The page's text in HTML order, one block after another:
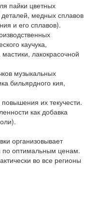
пайки цветных
медных сплавов
и его сплавов).
каучука,
лакокрасочной
музыкальных
бильярдного кия,
их текучести.
как добавка
организовывает
по оптимальным ценам.
во все регионы